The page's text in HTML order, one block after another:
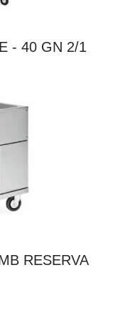
- 40 GN 2/1
RESERVA